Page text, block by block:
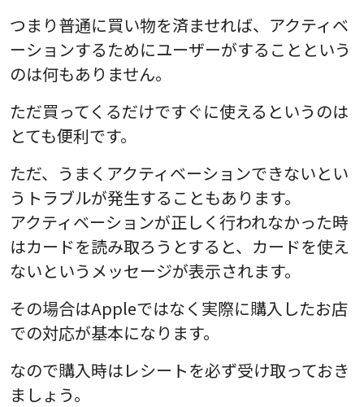
つまり普通に買い物を済ませれば、アクティベ
ーションするためにユーザーがすることという
のは何もありません。
ただ買ってくるだけですぐに使えるというのは
とても便利です。
ただ、うまくアクティベーションできないとい
うトラブルが発生することもあります。
アクティベーションが正しく行われなかった時
はカードを読み取ろうとすると、カードを使え
ないというメッセージが表示されます。
その場合はAppleではなく実際に購入したお店
での対応が基本になります。
なので購入時はレシートを必ず受け取っておき
ましょう。